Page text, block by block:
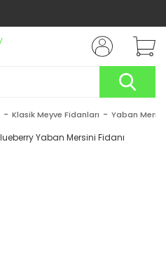
Klasik Meyve Fidanları Yaban